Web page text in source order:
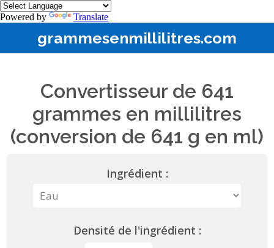
Powered by Translate
grammesenmillilitres.com
Convertisseur de 641
grammes en millilitres
(conversion de 641 g en ml)
Ingrédient :
Densité de l'ingrédient :